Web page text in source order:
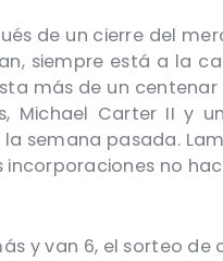
de un cierre del
siempre está a la
más de un
Michael Carter II y
semana pasada.
incorporaciones no
y van 6, el sorteo